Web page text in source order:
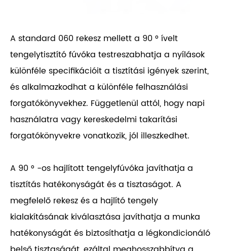
A standard 060 rekesz mellett a 90 ° ívelt
tengelytisztító fúvóka testreszabhatja a nyílások
különféle specifikációit a tisztítási igények szerint,
és alkalmazkodhat a különféle felhasználási
forgatókönyvekhez. Függetlenül attól, hogy napi
használatra vagy kereskedelmi takarítási
forgatókönyvekre vonatkozik, jól illeszkedhet.
A 90 ° -os hajlított tengelyfúvóka javíthatja a
tisztítás hatékonyságát és a tisztaságot. A
megfelelő rekesz és a hajlító tengely
kialakításának kiválasztása javíthatja a munka
hatékonyságát és biztosíthatja a légkondicionáló